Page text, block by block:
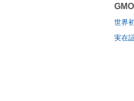
世界
実在